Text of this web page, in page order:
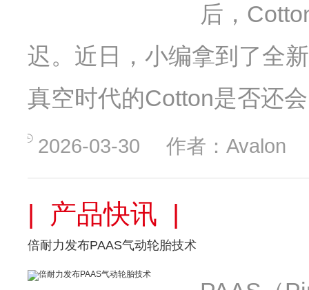
后，
迟。近日，小编拿到了全
真空时代的Cotton是否还
2026-03-30 作者：Avalon
| 产品快讯 |
倍耐力发布PAAS气动轮胎技术